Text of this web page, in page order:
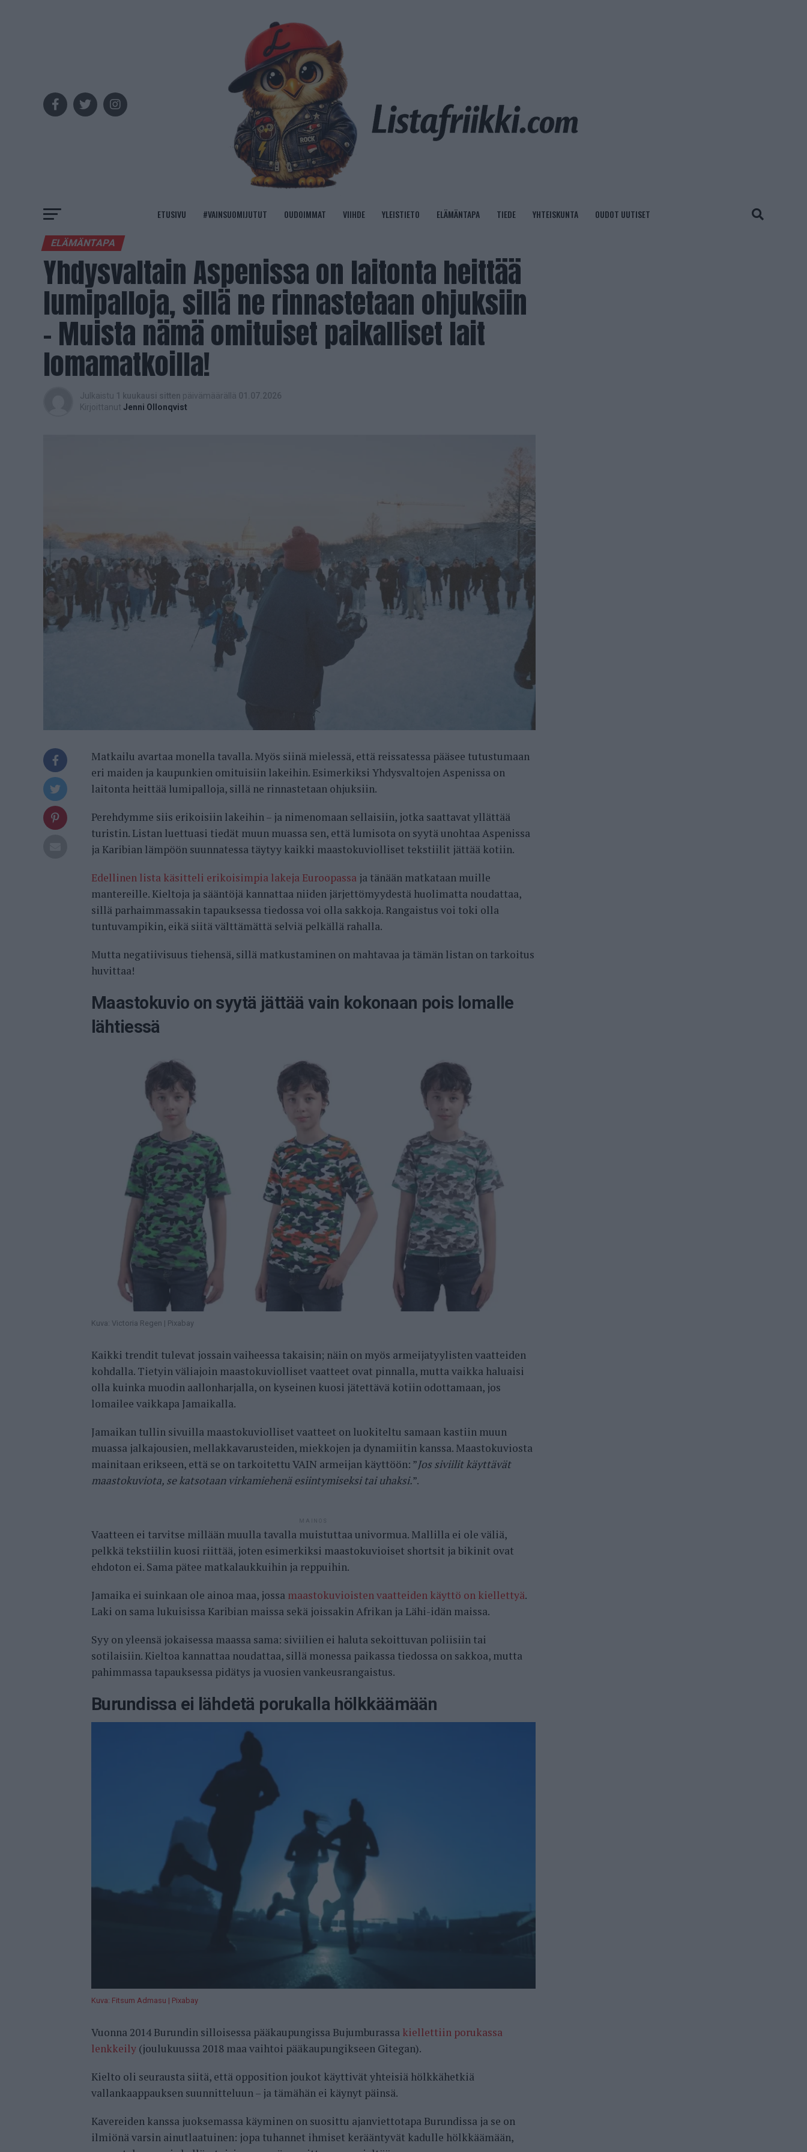
ETUSIVU #VAINSUOMIJUTUT OUDOIMMAT VIIHDE YLEISTIETO ELÄMÄNTAPA TIEDE YHTEISKUNTA OUDOT UUTISET
ELÄMÄNTAPA
Yhdysvaltain Aspenissa on laitonta heittää
lumipalloja, sillä ne rinnastetaan ohjuksiin
– Muista nämä omituiset paikalliset lait
lomamatkoilla!
Julkaistu 1 kuukausi sitten päivämäärällä 01.07.2026
Kirjoittanut Jenni Ollonqvist
Matkailu avartaa monella tavalla. Myös siinä mielessä, että reissatessa pääsee tutustumaan
eri maiden ja kaupunkien omituisiin lakeihin. Esimerkiksi Yhdysvaltojen Aspenissa on
laitonta heittää lumipalloja, sillä ne rinnastetaan ohjuksiin.
Perehdymme siis erikoisiin lakeihin – ja nimenomaan sellaisiin, jotka saattavat yllättää
turistin. Listan luettuasi tiedät muun muassa sen, että lumisota on syytä unohtaa Aspenissa
ja Karibian lämpöön suunnatessa täytyy kaikki maastokuviolliset tekstiilit jättää kotiin.
Edellinen lista käsitteli erikoisimpia lakeja Euroopassa ja tänään matkataan muille
mantereille. Kieltoja ja sääntöjä kannattaa niiden järjettömyydestä huolimatta noudattaa,
sillä parhaimmassakin tapauksessa tiedossa voi olla sakkoja. Rangaistus voi toki olla
tuntuvampikin, eikä siitä välttämättä selviä pelkällä rahalla.
Mutta negatiivisuus tiehensä, sillä matkustaminen on mahtavaa ja tämän listan on tarkoitus
huvittaa!
Maastokuvio on syytä jättää vain kokonaan pois lomalle
lähtiessä
Kuva: Victoria Regen | Pixabay
Kaikki trendit tulevat jossain vaiheessa takaisin; näin on myös armeijatyylisten vaatteiden
kohdalla. Tietyin väliajoin maastokuviolliset vaatteet ovat pinnalla, mutta vaikka haluaisi
olla kuinka muodin aallonharjalla, on kyseinen kuosi jätettävä kotiin odottamaan, jos
lomailee vaikkapa Jamaikalla.
Jamaikan tullin sivuilla maastokuviolliset vaatteet on luokiteltu samaan kastiin muun
muassa jalkajousien, mellakkavarusteiden, miekkojen ja dynamiitin kanssa. Maastokuviosta
mainitaan erikseen, että se on tarkoitettu VAIN armeijan käyttöön: ”Jos siviilit käyttävät
maastokuviota, se katsotaan virkamiehenä esiintymiseksi tai uhaksi.”.
MAINOS
Vaatteen ei tarvitse millään muulla tavalla muistuttaa univormua. Mallilla ei ole väliä,
pelkkä tekstiilin kuosi riittää, joten esimerkiksi maastokuvioiset shortsit ja bikinit ovat
ehdoton ei. Sama pätee matkalaukkuihin ja reppuihin.
Jamaika ei suinkaan ole ainoa maa, jossa maastokuvioisten vaatteiden käyttö on kiellettyä.
Laki on sama lukuisissa Karibian maissa sekä joissakin Afrikan ja Lähi-idän maissa.
Syy on yleensä jokaisessa maassa sama: siviilien ei haluta sekoittuvan poliisiin tai
sotilaisiin. Kieltoa kannattaa noudattaa, sillä monessa paikassa tiedossa on sakkoa, mutta
pahimmassa tapauksessa pidätys ja vuosien vankeusrangaistus.
Burundissa ei lähdetä porukalla hölkkäämään
Kuva: Fitsum Admasu | Pixabay
Vuonna 2014 Burundin silloisessa pääkaupungissa Bujumburassa kiellettiin porukassa
lenkkeily (joulukuussa 2018 maa vaihtoi pääkaupungikseen Gitegan).
Kielto oli seurausta siitä, että opposition joukot käyttivät yhteisiä hölkkähetkiä
vallankaappauksen suunnitteluun – ja tämähän ei käynyt päinsä.
Kavereiden kanssa juoksemassa käyminen on suosittu ajanviettotapa Burundissa ja se on
ilmiönä varsin ainutlaatuinen: jopa tuhannet ihmiset kerääntyvät kadulle hölkkäämään,